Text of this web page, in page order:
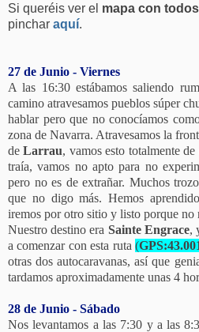
Si queréis ver el mapa con
pinchar aquí.
27 de Junio - Viernes
A las 16:30 estábamos saliendo
camino atravesamos pueblos súper
hablar pero que no conocíamos
zona de Navarra. Atravesamos la
deLarrau, vamos esto totalmente
traía, vamos no apto para no
pero no es de extrañar. Muchos
que no digo más. Hemos
iremos por otro sitio y listo porque no
Nuestro destino era Sainte Engrace,
a comenzar con esta ruta (
otras dos autocaravanas, así que
tardamos aproximadamente unas 4
28 de Junio - Sábado
Nos levantamos a las 7:30 y a las